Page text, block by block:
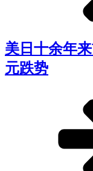
美日十余年
元跌势